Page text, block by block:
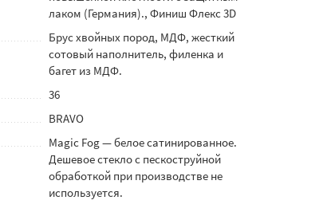
лаком (Германия)., Финиш Флекс 3D
Брус хвойных пород, МДФ, жесткий
сотовый наполнитель, филенка и
багет из МДФ.
36
BRAVO
Magic Fog — белое сатинированное.
Дешевое стекло с пескоструйной
обработкой при производстве не
используется.